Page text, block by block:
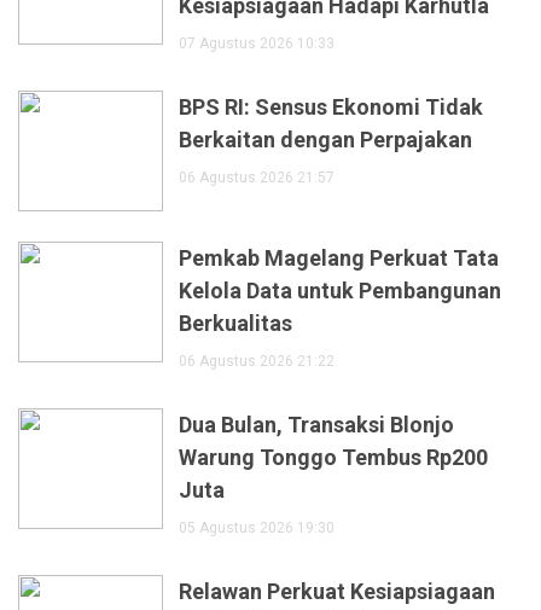
Kesiapsiagaan Hadapi Karhutla
07 Agustus 2026 10:33
BPS RI: Sensus Ekonomi Tidak
Berkaitan dengan Perpajakan
06 Agustus 2026 21:57
Pemkab Magelang Perkuat Tata
Kelola Data untuk Pembangunan
Berkualitas
06 Agustus 2026 21:22
Dua Bulan, Transaksi Blonjo
Warung Tonggo Tembus Rp200
Juta
05 Agustus 2026 19:30
Relawan Perkuat Kesiapsiagaan